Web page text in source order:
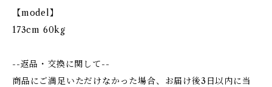
【model】
173cm 60kg
--返品・交換に関して--
商品にご満足いただけなかった場合、お届け後3日以内に当